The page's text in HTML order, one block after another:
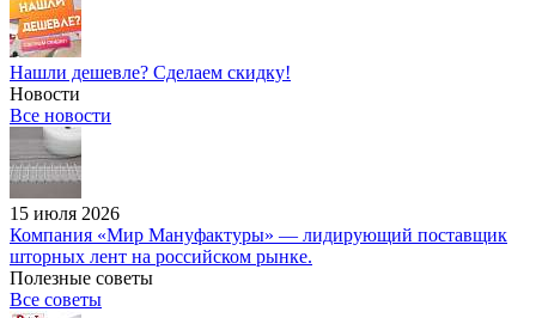
Нашли дешевле? Сделаем скидку!
Новости
Все новости
15 июля 2026
Компания «Мир Мануфактуры» — лидирующий поставщик
шторных лент на российском рынке.
Полезные советы
Все советы